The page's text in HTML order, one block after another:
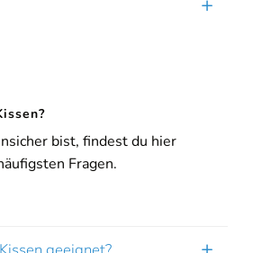
bist, findest du hier
Fragen.